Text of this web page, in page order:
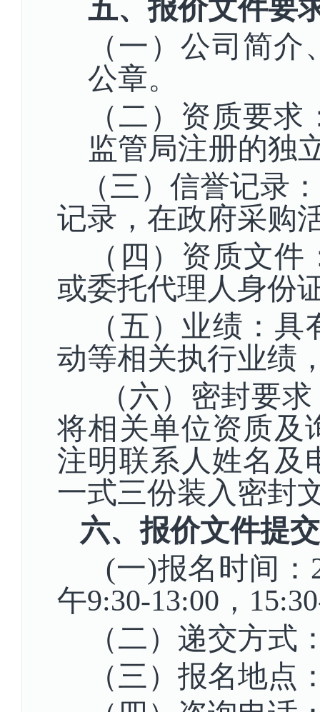
五、报价文件要
（一）公司简介
公章。
（二） 资质要求
监管局注册的独
（三）信誉记录
记录，在政府采购
（四）资质文
或委托代理人身份
（五）业绩：
动等相关执行业绩
（六）密封要求
将相关单位资质及
注明联系人姓名及
一式三份装入密封
六、报价文件提
(一)报名时间：
午9:30-13:00，
（二）递交方式
（三）报名地点